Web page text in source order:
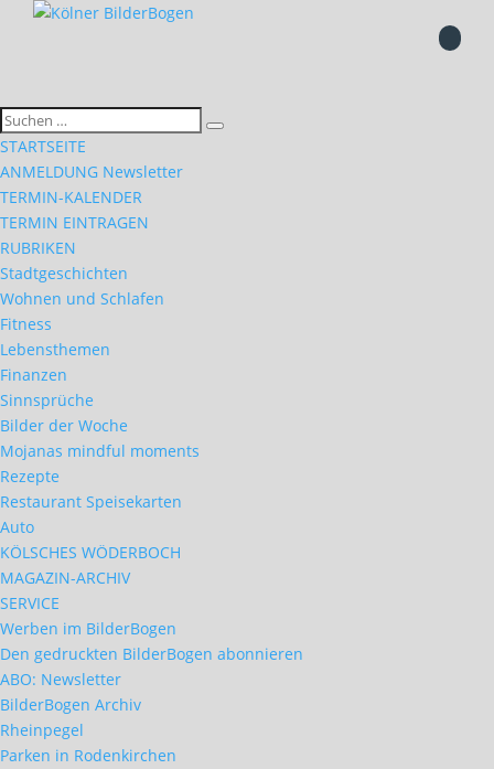
STARTSEITE
ANMELDUNG Newsletter
TERMIN-KALENDER
TERMIN EINTRAGEN
RUBRIKEN
Stadtgeschichten
Wohnen und Schlafen
Fitness
Lebensthemen
Finanzen
Sinnsprüche
Bilder der Woche
Mojanas mindful moments
Rezepte
Restaurant Speisekarten
Auto
KÖLSCHES WÖDERBOCH
MAGAZIN-ARCHIV
SERVICE
Werben im BilderBogen
Den gedruckten BilderBogen abonnieren
ABO: Newsletter
BilderBogen Archiv
Rheinpegel
Parken in Rodenkirchen